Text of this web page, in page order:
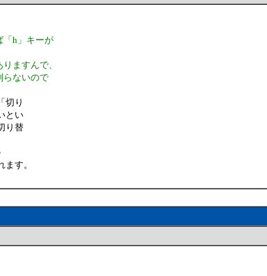
「h」キーが
ますんで、
らないので
切り
とい
り替
す。